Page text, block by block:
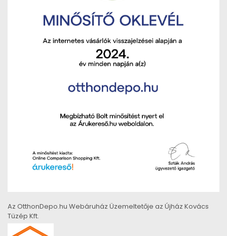
Az OtthonDepo.hu Webáruház Üzemeltetője az Újház Kovács
Tüzép Kft.